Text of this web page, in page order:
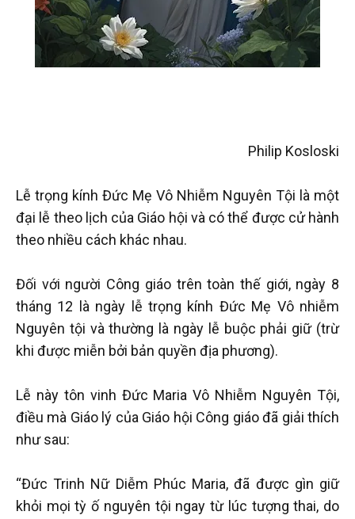
Philip Kosloski
Lễ trọng kính Đức Mẹ Vô Nhiễm Nguyên Tội là một
đại lễ theo lịch của Giáo hội và có thể được cử hành
theo nhiều cách khác nhau.
Đối với người Công giáo trên toàn thế giới, ngày 8
tháng 12 là ngày lễ trọng kính Đức Mẹ Vô nhiễm
Nguyên tội và thường là ngày lễ buộc phải giữ (trừ
khi được miễn bởi bản quyền địa phương).
Lễ này tôn vinh Đức Maria Vô Nhiễm Nguyên Tội,
điều mà Giáo lý của Giáo hội Công giáo đã giải thích
như sau:
“Đức Trinh Nữ Diễm Phúc Maria, đã được gìn giữ
khỏi mọi tỳ ố nguyên tội ngay từ lúc tượng thai, do